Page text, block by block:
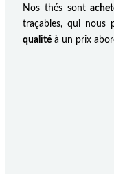
Nos thés sont
traçables, qui nous
qualité à un prix